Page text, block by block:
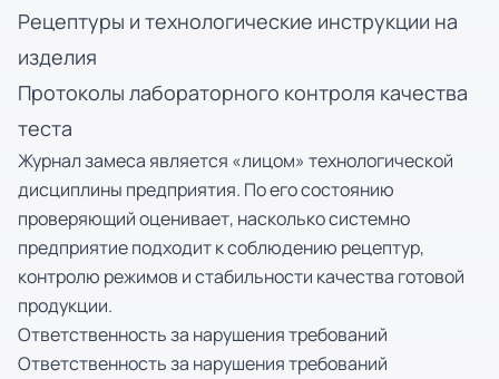
Рецептуры и технологические инструкции на
изделия
Протоколы лабораторного контроля качества
теста
Журнал замеса является «лицом» технологической
дисциплины предприятия. По его состоянию
проверяющий оценивает, насколько системно
предприятие подходит к соблюдению рецептур,
контролю режимов и стабильности качества готовой
продукции.
Ответственность за нарушения требований
Ответственность за нарушения требований